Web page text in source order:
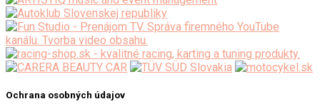
Ochrana osobných údajov